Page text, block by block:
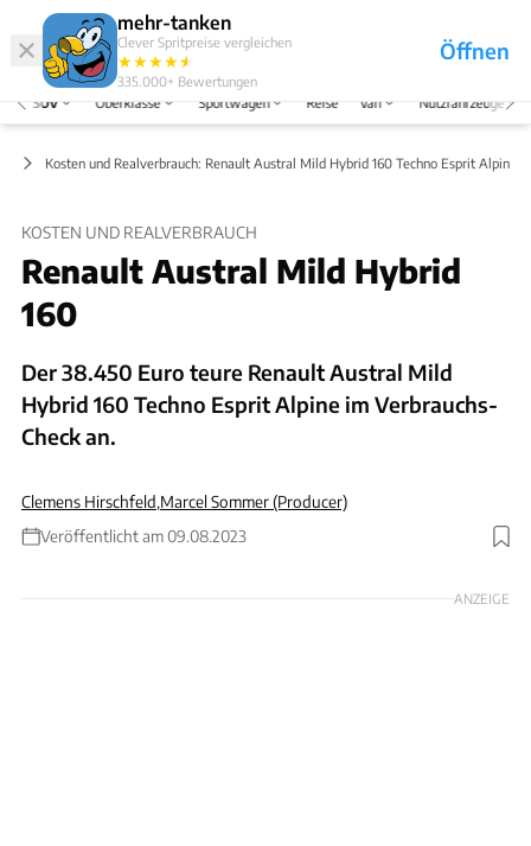
mehr-tanken
Clever Spritpreise vergleichen
★★★★★
★
335.000+ Bewertungen
Öffnen
Abo
Menü
SUV Oberklasse Sportwagen Reise Van Nutzfahrzeuge
Kosten und Realverbrauch: Renault Austral Mild Hybrid 160 Techno Esprit Alpine
KOSTEN UND REALVERBRAUCH
Renault Austral Mild Hybrid
160
Der 38.450 Euro teure Renault Austral Mild
Hybrid 160 Techno Esprit Alpine im Verbrauchs-
Check an.
Clemens Hirschfeld,Marcel Sommer (Producer)
Veröffentlicht am 09.08.2023
Foto: Achim Hartmann
ANZEIGE